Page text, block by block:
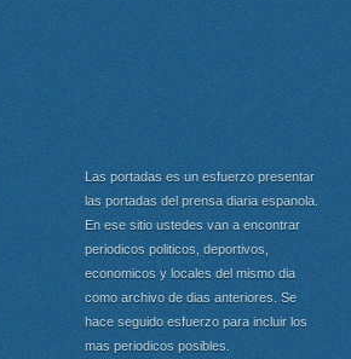
Las portadas es un esfuerzo presentar
las portadas del prensa diaria espanola.
En ese sitio ustedes van a encontrar
periodicos politicos, deportivos,
economicos y locales del mismo dia
como archivo de dias anteriores. Se
hace seguido esfuerzo para incluir los
mas periodicos posibles.